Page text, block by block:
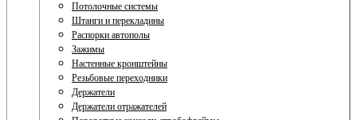
Потолочные системы
Штанги и перекладины
Распорки автополы
Зажимы
Настенные кронштейны
Резьбовые переходники
Держатели
Держатели отражателей